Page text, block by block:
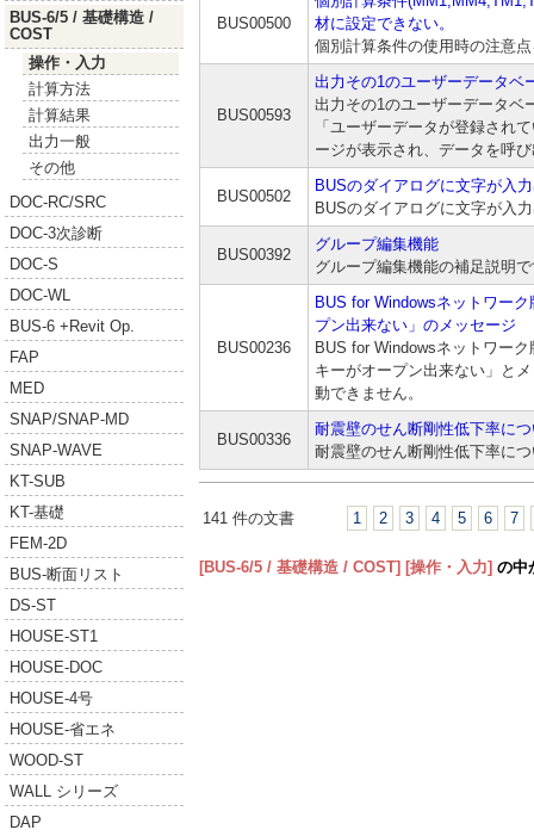
BUS-6/5 / 基礎構造 /
COST
操作・入力
計算方法
計算結果
出力一般
その他
DOC-RC/SRC
DOC-3次診断
DOC-S
DOC-WL
BUS-6 +Revit Op.
FAP
MED
SNAP/SNAP-MD
SNAP-WAVE
KT-SUB
KT-基礎
FEM-2D
BUS-断面リスト
DS-ST
HOUSE-ST1
HOUSE-DOC
HOUSE-4号
HOUSE-省エネ
WOOD-ST
WALL シリーズ
DAP
BUS00500
材に設定できない。
個別計算条件の使用時の注意
BUS00593
出力その1のユーザーデータベ
出力その1のユーザーデータベ
「ユーザーデータが登録され
ージが表示され、データを呼
BUS00502
BUSのダイアログに文字が入
BUSのダイアログに文字が入
BUS00392
グループ編集機能
グループ編集機能の補足説明
BUS00236
BUS for Windowsネットワー
プン出来ない」のメッセージ
BUS for Windowsネットワー
キーがオープン出来ない」と
動できません。
BUS00336
耐震壁のせん断剛性低下率に
耐震壁のせん断剛性低下率に
141 件の文書 1 2 3 4 5 6 7
[BUS-6/5 / 基礎構造 / COST] [操作・入力] の中